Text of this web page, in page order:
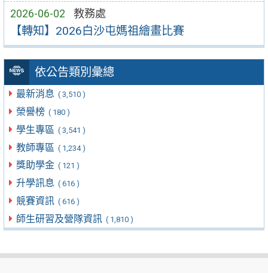
2026-06-02 教務處
【轉知】2026白沙屯媽祖繪畫比賽
依公告類別彙總
最新消息 ( 3,510 )
榮譽榜 ( 180 )
學生專區 ( 3,541 )
教師專區 ( 1,234 )
獎助學金 ( 121 )
升學訊息 ( 616 )
競賽資訊 ( 616 )
師生研習及營隊資訊 ( 1,810 )